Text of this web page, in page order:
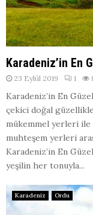
Karadeniz’in En
23 Eylül 2019 1
Karadeniz’in En
çekici doğal
mükemmel yerleri
muhteşem yerleri
Karadeniz’in En
yeşilin her tonuyla...
Karadeniz Ordu